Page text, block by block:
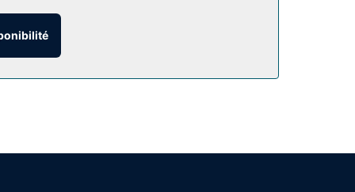
fera découvrir de délicieuses spécialités
Pour que vous puissiez faire connaissance